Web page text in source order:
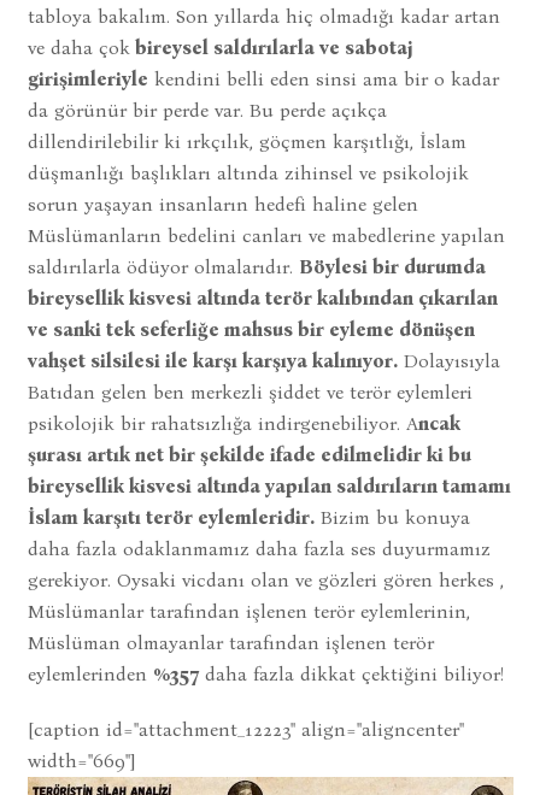
tabloya bakalım. Son yıllarda hiç olmadığı kadar artan
ve daha çok bireysel saldırılarla ve sabotaj
girişimleriyle kendini belli eden sinsi ama bir o kadar
da görünür bir perde var. Bu perde açıkça
dillendirilebilir ki ırkçılık, göçmen karşıtlığı, İslam
düşmanlığı başlıkları altında zihinsel ve psikolojik
sorun yaşayan insanların hedefi haline gelen
Müslümanların bedelini canları ve mabedlerine yapılan
saldırılarla ödüyor olmalarıdır. Böylesi bir durumda
bireysellik kisvesi altında terör kalıbından çıkarılan
ve sanki tek seferliğe mahsus bir eyleme dönüşen
vahşet silsilesi ile karşı karşıya kalınıyor.Dolayısıyla
Batıdan gelen ben merkezli şiddet ve terör eylemleri
psikolojik bir rahatsızlığa indirgenebiliyor. Ancak
şurası artık net bir şekilde ifade edilmelidir ki bu
bireysellik kisvesi altında yapılan saldırıların tamamı
İslam karşıtı terör eylemleridir.Bizim bu konuya
daha fazla odaklanmamız daha fazla ses duyurmamız
gerekiyor. Oysaki vicdanı olan ve gözleri gören herkes ,
Müslümanlar tarafından işlenen terör eylemlerinin,
Müslüman olmayanlar tarafından işlenen terör
eylemlerinden %357daha fazla dikkat çektiğini biliyor!
[caption id="attachment_12223" align="aligncenter"
width="669"]